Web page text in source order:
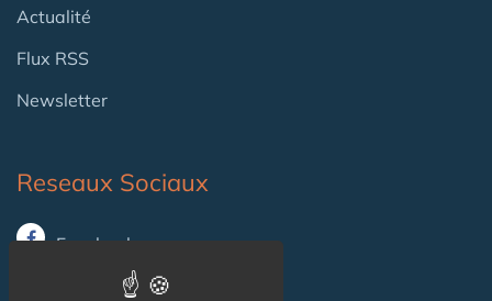
Actualité
Flux RSS
Newsletter
Reseaux Sociaux
Facebook
X (ex-Twitter)